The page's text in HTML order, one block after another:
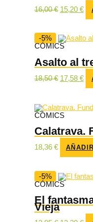
16,00€ El
16,00 €.
15,20 €El
-5%
CÓMICS
Asalto al
18,50€ El
18,50 €.
17,58 €El
CÓMICS
Calatrava.
18,36 € AÑADIR
-5%
CÓMICS
El
Vieja